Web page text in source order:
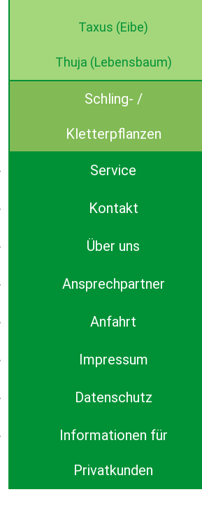
Taxus (Eibe)
Thuja (Lebensbaum)
Schling- /
Kletterpflanzen
Service
Kontakt
Über uns
Ansprechpartner
Anfahrt
Impressum
Datenschutz
Informationen für
Privatkunden